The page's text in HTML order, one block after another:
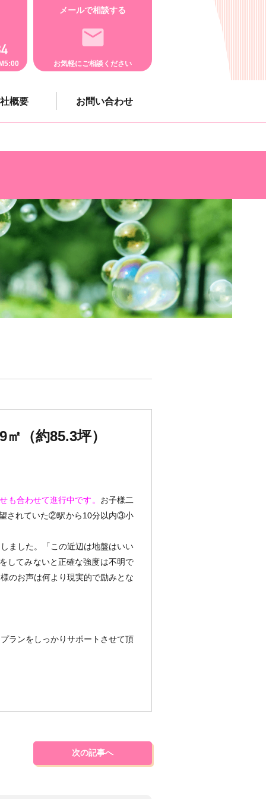
メールで相談する
お気軽にご相談ください
概要 お問い合わせ
（約85.3坪）
も合わせて進行中です。 お子様二
されていた②駅から10分以内③小
ました。「この近辺は地盤はいい
してみないと正確な強度は不明で
のお声は何より現実的で励みとな
ランをしっかりサポートさせて頂
次の記事へ